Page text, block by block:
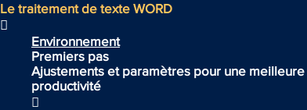
Le traitement de texte WORD

Environnement
Premiers pas
Ajustements et paramètres pour une meilleure
productivité
